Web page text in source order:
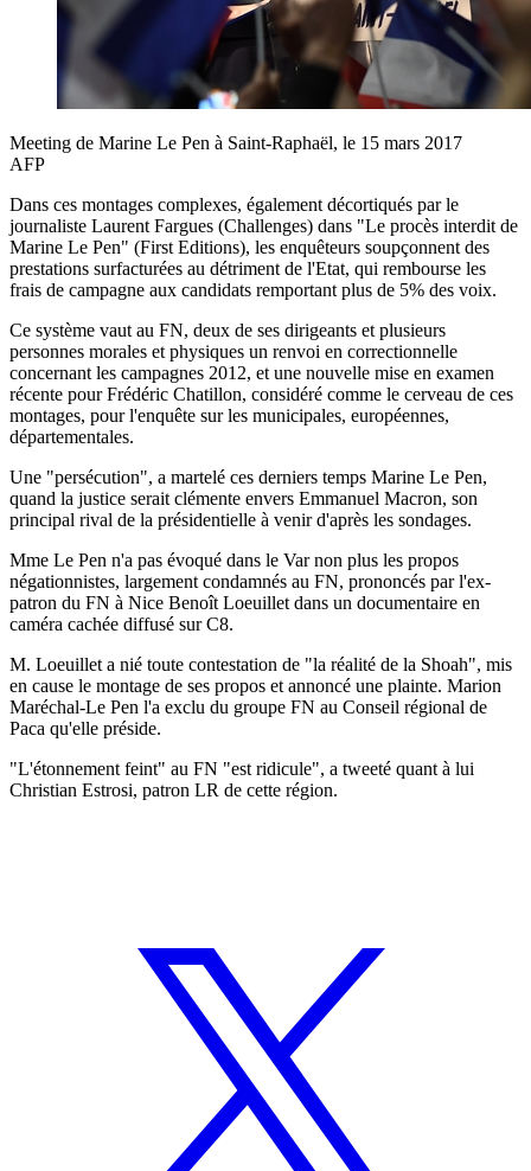
Meeting de Marine Le Pen à Saint-Raphaël, le 15 mars 2017
AFP
Dans ces montages complexes, également décortiqués par le
journaliste Laurent Fargues (Challenges) dans "Le procès interdit de
Marine Le Pen" (First Editions), les enquêteurs soupçonnent des
prestations surfacturées au détriment de l'Etat, qui rembourse les
frais de campagne aux candidats remportant plus de 5% des voix.
Ce système vaut au FN, deux de ses dirigeants et plusieurs
personnes morales et physiques un renvoi en correctionnelle
concernant les campagnes 2012, et une nouvelle mise en examen
récente pour Frédéric Chatillon, considéré comme le cerveau de ces
montages, pour l'enquête sur les municipales, européennes,
départementales.
Une "persécution", a martelé ces derniers temps Marine Le Pen,
quand la justice serait clémente envers Emmanuel Macron, son
principal rival de la présidentielle à venir d'après les sondages.
Mme Le Pen n'a pas évoqué dans le Var non plus les propos
négationnistes, largement condamnés au FN, prononcés par l'ex-
patron du FN à Nice Benoît Loeuillet dans un documentaire en
caméra cachée diffusé sur C8.
M. Loeuillet a nié toute contestation de "la réalité de la Shoah", mis
en cause le montage de ses propos et annoncé une plainte. Marion
Maréchal-Le Pen l'a exclu du groupe FN au Conseil régional de
Paca qu'elle préside.
"L'étonnement feint" au FN "est ridicule", a tweeté quant à lui
Christian Estrosi, patron LR de cette région.